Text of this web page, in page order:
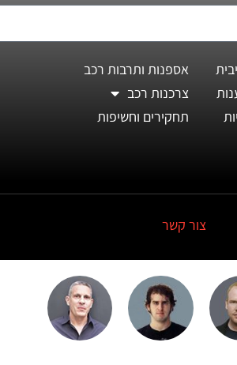
אספנות ותרבות רכב
צרכנות רכב
תחקירים וחשיפות
צור קשר